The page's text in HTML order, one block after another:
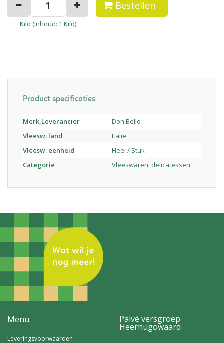
Bestellen
Kilo (Inhoud: 1 Kilo)
Product specificaties
Merk,Leverancier
Don Bello
Vleesw. land
Italië
Vleesw. eenheid
Heel / Stuk
Categorie
Vleeswaren, delicatessen
Menu
Leveringsvoorwaarden
Palvé versgroep
Heerhugowaard